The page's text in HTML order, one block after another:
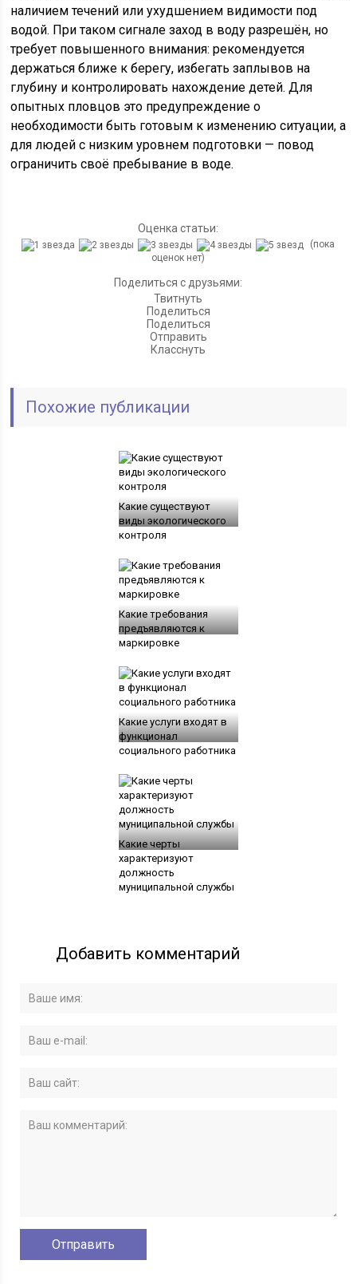
наличием течений или ухудшением видимости под
водой. При таком сигнале заход в воду разрешён, но
требует повышенного внимания: рекомендуется
держаться ближе к берегу, избегать заплывов на
глубину и контролировать нахождение детей. Для
опытных пловцов это предупреждение о
необходимости быть готовым к изменению ситуации, а
для людей с низким уровнем подготовки — повод
ограничить своё пребывание в воде.
Оценка статьи:
(пока
оценок нет)
Поделиться с друзьями:
Твитнуть
Поделиться
Поделиться
Отправить
Класснуть
Похожие публикации
Какие существуют
виды экологического
контроля
Какие требования
предъявляются к
маркировке
Какие услуги входят в
функционал
социального работника
Какие черты
характеризуют
должность
муниципальной службы
Добавить комментарий